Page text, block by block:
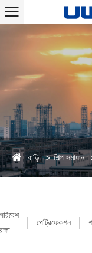
বাড়ি শিল্প সমাধান
পেট্রিফেকশন